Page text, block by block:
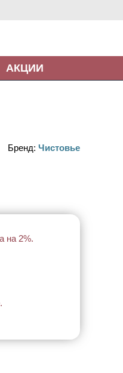
АКЦИИ
Бренд: Чистовье
на 2%.